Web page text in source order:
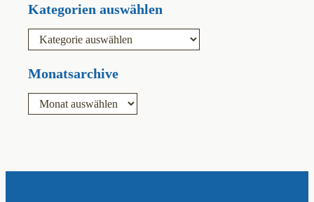
Kategorien auswählen
e
g
i
Monatsarchive